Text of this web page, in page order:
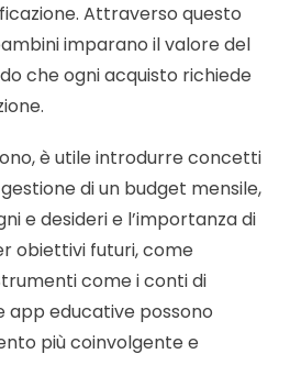
Attraverso questo
imparano il valore del
che ogni acquisto richiede
è utile introdurre concetti
di un budget mensile,
e desideri e l’importanza di
obiettivi futuri, come
come i conti di
app educative possono
più coinvolgente e